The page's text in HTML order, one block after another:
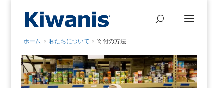
ホーム > 私たちについて > 寄付の方法